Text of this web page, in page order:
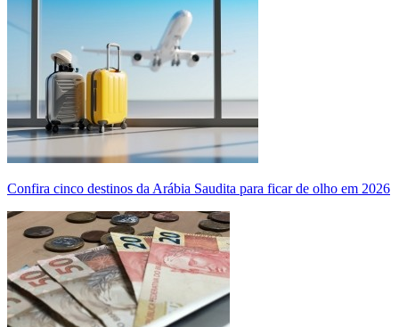
Confira cinco destinos da Arábia Saudita para ficar de olho em 2026